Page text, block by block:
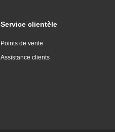
Service clientèle
Points de vente
Assistance clients